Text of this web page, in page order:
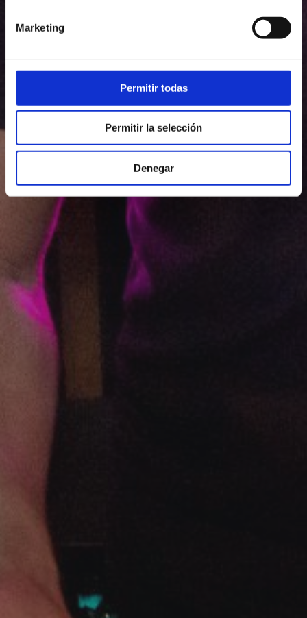
Marketing
Permitir todas
Permitir la selección
Denegar